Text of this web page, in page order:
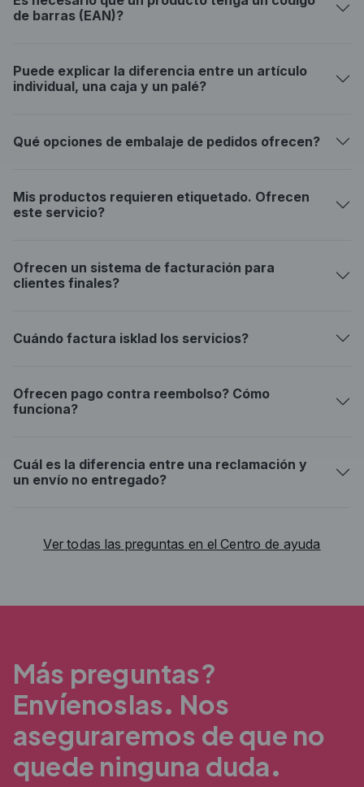
de barras (EAN)?
Puede explicar la diferencia entre un artículo
individual, una caja y un palé?
Qué opciones de embalaje de pedidos ofrecen?
Mis productos requieren etiquetado. Ofrecen
este servicio?
Ofrecen un sistema de facturación para
clientes finales?
Cuándo factura isklad los servicios?
Ofrecen pago contra reembolso? Cómo
funciona?
Cuál es la diferencia entre una reclamación y
un envío no entregado?
Ver todas las preguntas en el Centro de ayuda
Más preguntas?
Envíenoslas. Nos
aseguraremos de que no
quede ninguna duda.